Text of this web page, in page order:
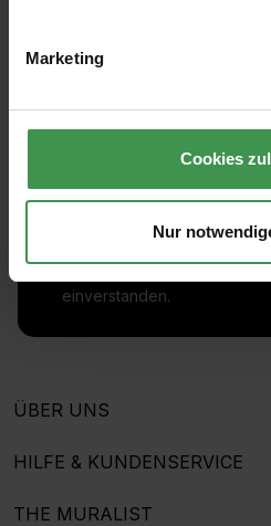
Marketing
Cookies
Nur
Abonnieren Sie den
einverstanden.
ÜBER UNS
HILFE & KUNDENSERVICE
THE MURALIST